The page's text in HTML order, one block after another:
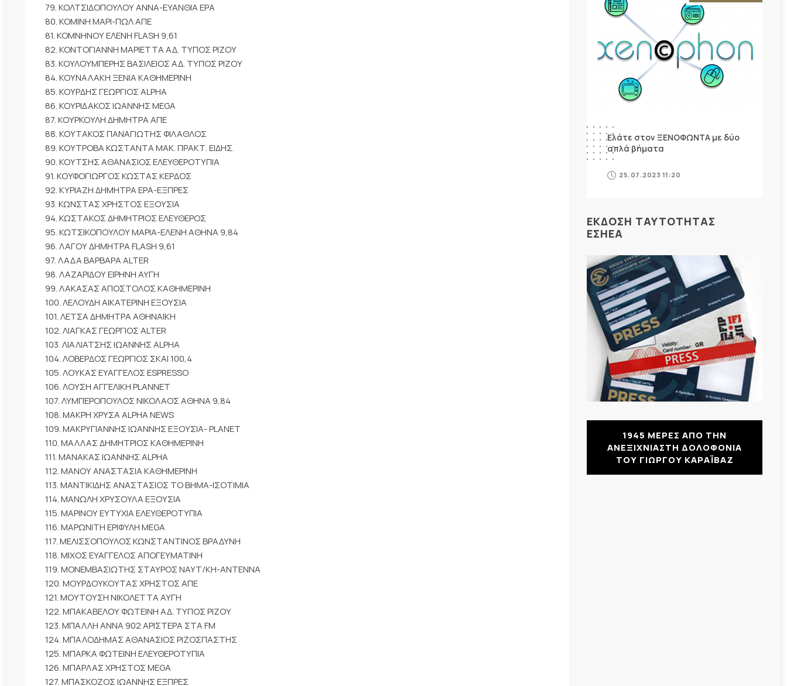
79. ΚΟΛΤΣΙΔΟΠΟΥΛΟΥ ΑΝΝΑ-ΕΥΑΝΘΙΑ ΕΡΑ
80. ΚΟΜΙΝΗ ΜΑΡΙ-ΠΩΛ ΑΠΕ
81. ΚΟΜΝΗΝΟΥ ΕΛΕΝΗ FLASH 9,61
82. ΚΟΝΤΟΓΙΑΝΝΗ ΜΑΡΙΕΤΤΑ ΑΔ. ΤΥΠΟΣ ΡΙΖΟΥ
83. ΚΟΥΛΟΥΜΠΕΡΗΣ ΒΑΣΙΛΕΙΟΣ ΑΔ. ΤΥΠΟΣ ΡΙΖΟΥ
84. ΚΟΥΝΑΛΑΚΗ ΞΕΝΙΑ ΚΑΘΗΜΕΡΙΝΗ
85. ΚΟΥΡΔΗΣ ΓΕΩΡΓΙΟΣ ALPHA
86. ΚΟΥΡΙΔΑΚΟΣ ΙΩΑΝΝΗΣ MEGA
87. ΚΟΥΡΚΟΥΛΗ ΔΗΜΗΤΡΑ ΑΠΕ
88. ΚΟΥΤΑΚΟΣ ΠΑΝΑΓΙΩΤΗΣ ΦΙΛΑΘΛΟΣ
89. ΚΟΥΤΡΟΒΑ ΚΩΣΤΑΝΤΑ ΜΑΚ. ΠΡΑΚΤ. ΕΙΔΗΣ.
90. ΚΟΥΤΣΗΣ ΑΘΑΝΑΣΙΟΣ ΕΛΕΥΘΕΡΟΤΥΠΙΑ
91. ΚΟΥΦΟΓΙΩΡΓΟΣ ΚΩΣΤΑΣ ΚΕΡΔΟΣ
92. ΚΥΡΙΑΖΗ ΔΗΜΗΤΡΑ ΕΡΑ-ΕΞΠΡΕΣ
93. ΚΩΝΣΤΑΣ ΧΡΗΣΤΟΣ ΕΞΟΥΣΙΑ
94. ΚΩΣΤΑΚΟΣ ΔΗΜΗΤΡΙΟΣ ΕΛΕΥΘΕΡΟΣ
95. ΚΩΤΣΙΚΟΠΟΥΛΟΥ ΜΑΡΙΑ-ΕΛΕΝΗ ΑΘΗΝΑ 9,84
96. ΛΑΓΟΥ ΔΗΜΗΤΡΑ FLASH 9,61
97. ΛΑΔΑ ΒΑΡΒΑΡΑ ALTER
98. ΛΑΖΑΡΙΔΟΥ ΕΙΡΗΝΗ ΑΥΓΗ
99. ΛΑΚΑΣΑΣ ΑΠΟΣΤΟΛΟΣ ΚΑΘΗΜΕΡΙΝΗ
100. ΛΕΛΟΥΔΗ ΑΙΚΑΤΕΡΙΝΗ ΕΞΟΥΣΙΑ
101. ΛΕΤΣΑ ΔΗΜΗΤΡΑ ΑΘΗΝΑΙΚΗ
102. ΛΙΑΓΚΑΣ ΓΕΩΡΓΙΟΣ ALTER
103. ΛΙΑΛΙΑΤΣΗΣ ΙΩΑΝΝΗΣ ALPHA
104. ΛΟΒΕΡΔΟΣ ΓΕΩΡΓΙΟΣ ΣΚΑΙ 100,4
105. ΛΟΥΚΑΣ ΕΥΑΓΓΕΛΟΣ ESPRESSO
106. ΛΟΥΣΗ ΑΓΓΕΛΙΚΗ PLANNET
107. ΛΥΜΠΕΡΟΠΟΥΛΟΣ ΝΙΚΟΛΑΟΣ ΑΘΗΝΑ 9,84
108. ΜΑΚΡΗ ΧΡΥΣΑ ALPHA NEWS
109. ΜΑΚΡΥΓΙΑΝΝΗΣ ΙΩΑΝΝΗΣ ΕΞΟΥΣΙΑ- PLANET
110. ΜΑΛΛΑΣ ΔΗΜΗΤΡΙΟΣ ΚΑΘΗΜΕΡΙΝΗ
111. ΜΑΝΑΚΑΣ ΙΩΑΝΝΗΣ ALPHA
112. ΜΑΝΟΥ ΑΝΑΣΤΑΣΙΑ ΚΑΘΗΜΕΡΙΝΗ
113. ΜΑΝΤΙΚΙΔΗΣ ΑΝΑΣΤΑΣΙΟΣ ΤΟ ΒΗΜΑ-ΙΣΟΤΙΜΙΑ
114. ΜΑΝΩΛΗ ΧΡΥΣΟΥΛΑ ΕΞΟΥΣΙΑ
115. ΜΑΡΙΝΟΥ ΕΥΤΥΧΙΑ ΕΛΕΥΘΕΡΟΤΥΠΙΑ
116. ΜΑΡΩΝΙΤΗ ΕΡΙΦΥΛΗ MEGA
117. ΜΕΛΙΣΣΟΠΟΥΛΟΣ ΚΩΝΣΤΑΝΤΙΝΟΣ ΒΡΑΔΥΝΗ
118. ΜΙΧΟΣ ΕΥΑΓΓΕΛΟΣ ΑΠΟΓΕΥΜΑΤΙΝΗ
119. ΜΟΝΕΜΒΑΣΙΩΤΗΣ ΣΤΑΥΡΟΣ ΝΑΥΤ/ΚΗ-ΑΝΤΕΝΝΑ
120. ΜΟΥΡΔΟΥΚΟΥΤΑΣ ΧΡΗΣΤΟΣ ΑΠΕ
121. ΜΟΥΤΟΥΣΗ ΝΙΚΟΛΕΤΤΑ ΑΥΓΗ
122. ΜΠΑΚΑΒΕΛΟΥ ΦΩΤΕΙΝΗ ΑΔ. ΤΥΠΟΣ ΡΙΖΟΥ
123. ΜΠΑΛΛΗ ΑΝΝΑ 902 ΑΡΙΣΤΕΡΑ ΣΤΑ FM
124. ΜΠΑΛΟΔΗΜΑΣ ΑΘΑΝΑΣΙΟΣ ΡΙΖΟΣΠΑΣΤΗΣ
125. ΜΠΑΡΚΑ ΦΩΤΕΙΝΗ ΕΛΕΥΘΕΡΟΤΥΠΙΑ
126. ΜΠΑΡΛΑΣ ΧΡΗΣΤΟΣ MEGA
127. ΜΠΑΣΚΟΖΟΣ ΙΩΑΝΝΗΣ ΕΞΠΡΕΣ
Ελάτε στον ΞΕΝΟΦΩΝΤΑ με δύο
απλά βήματα
25.07.2023 11:20
ΕΚΔΟΣΗ ΤΑΥΤΟΤΗΤΑΣ
ΕΣΗΕΑ
1945 ΜΕΡΕΣ ΑΠΟ ΤΗΝ
ΑΝΕΞΙΧΝΙΑΣΤΗ ΔΟΛΟΦΟΝΙΑ
ΤΟΥ ΓΙΩΡΓΟΥ ΚΑΡΑΪΒΑΖ